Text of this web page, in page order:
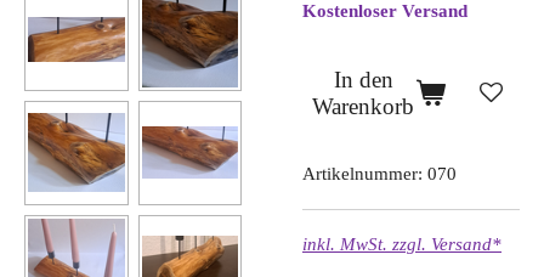
Kostenloser Versand
In den
Warenkorb
Artikelnummer: 070
inkl. MwSt. zzgl. Versand*